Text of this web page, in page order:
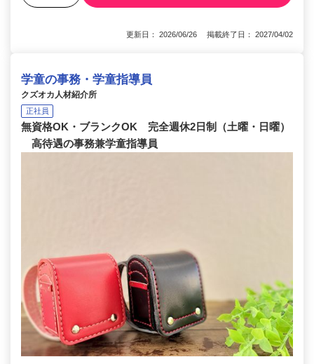
更新日： 2026/06/26 掲載終了日： 2027/04/02
学童の事務・学童指導員
クズオカ人材紹介所
正社員
無資格OK・ブランクOK 完全週休2日制（土曜・日曜）
高待遇の事務兼学童指導員